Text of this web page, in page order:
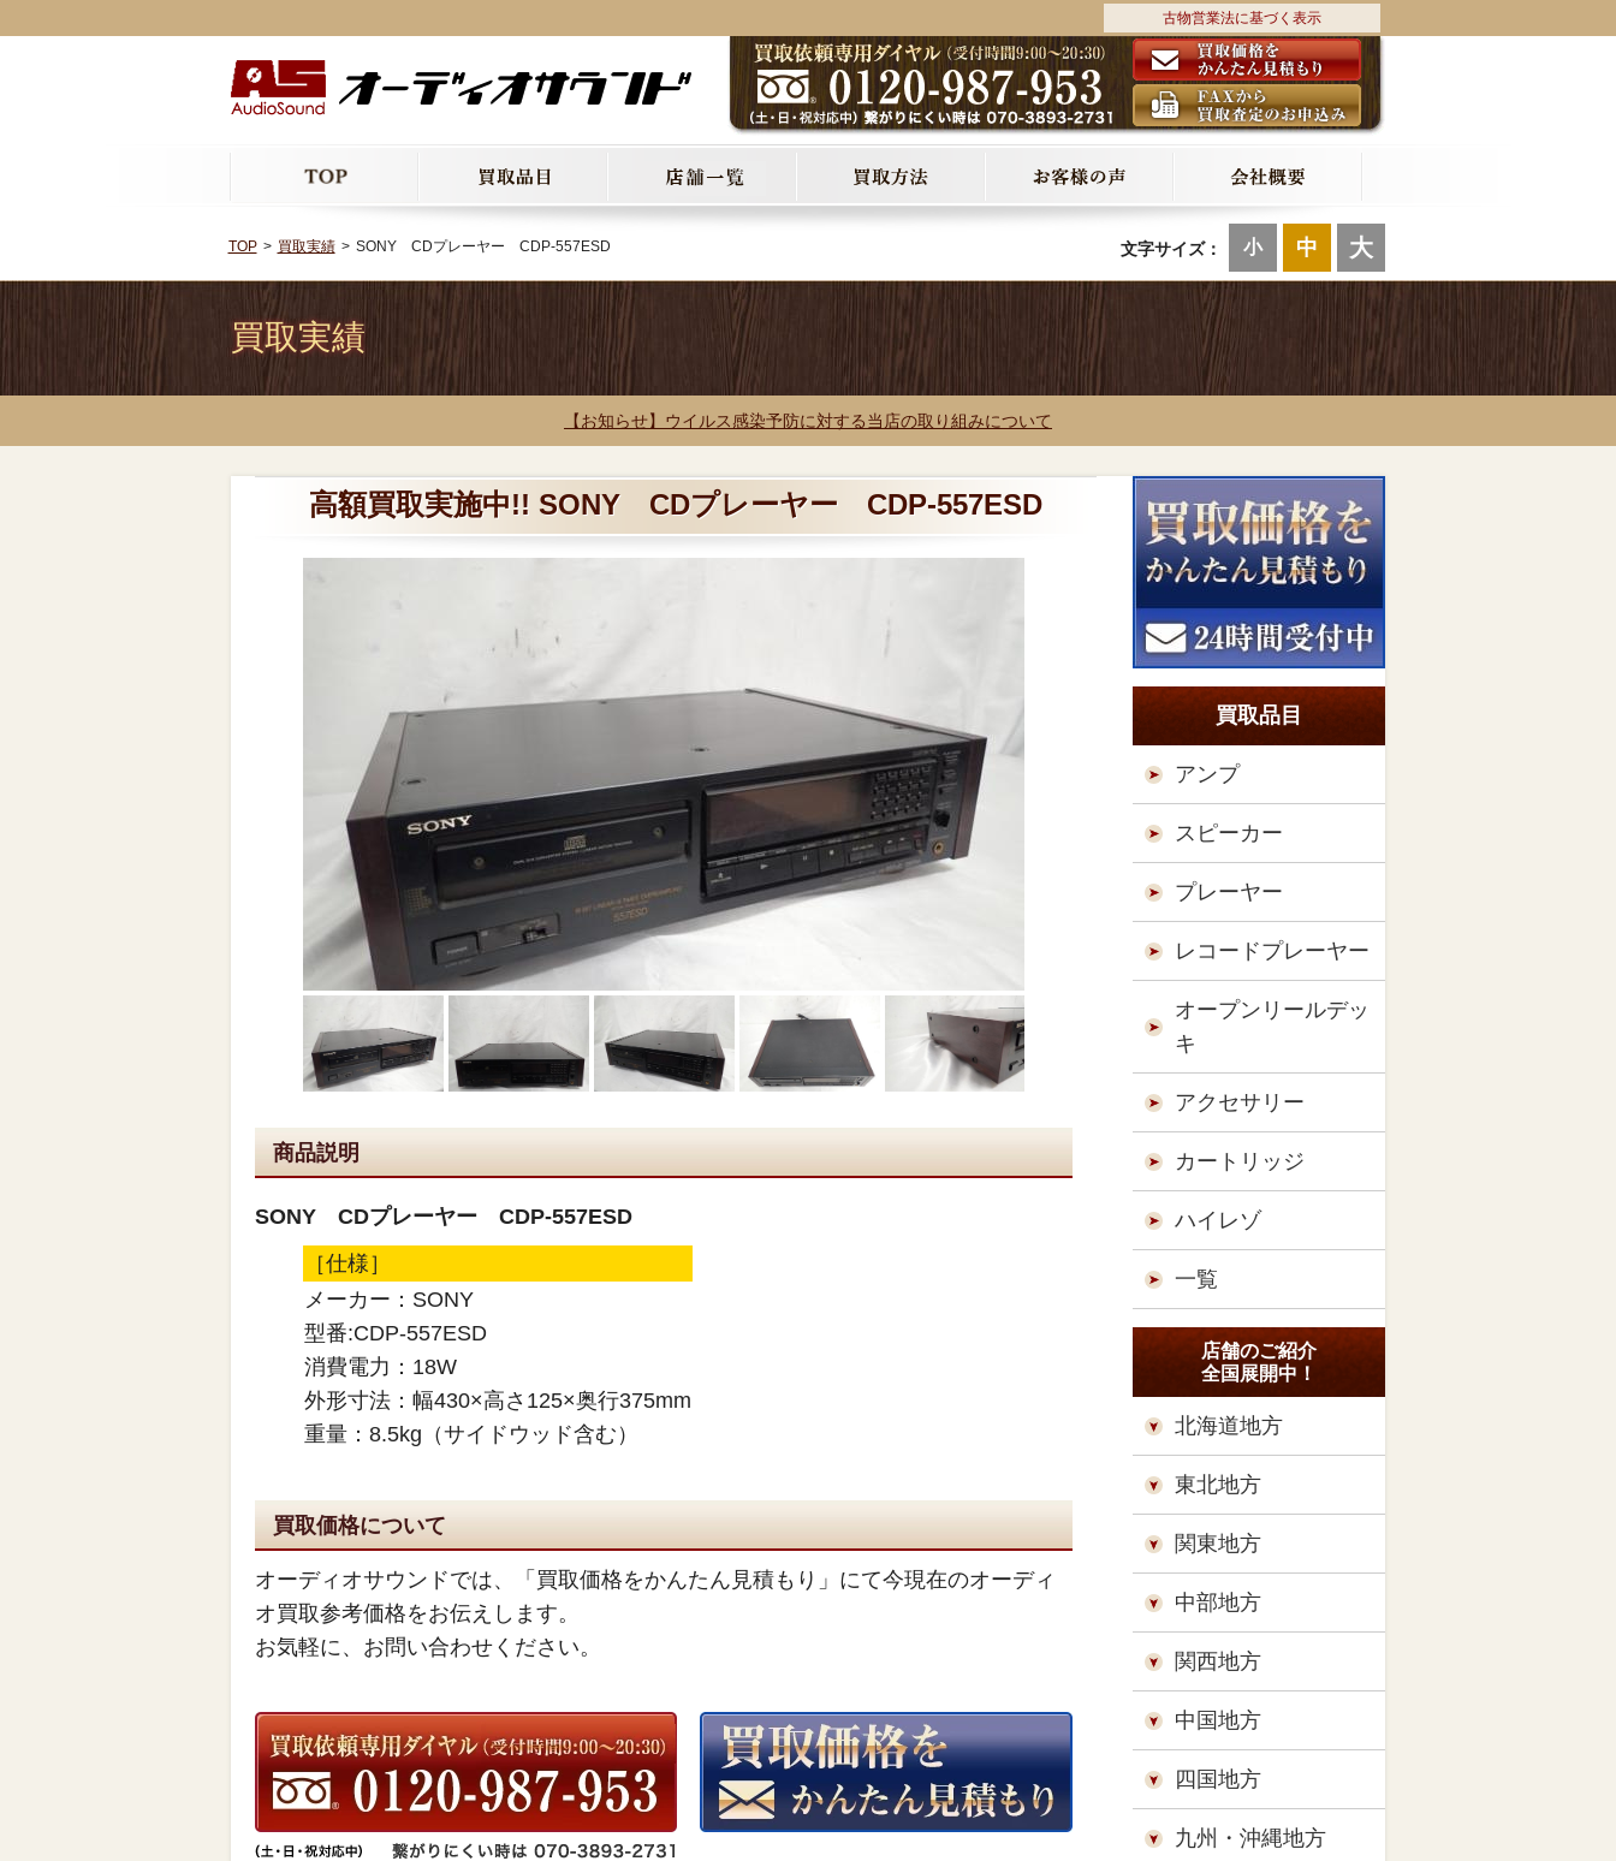
古物営業法に基づく表示
文字サイズ： 小 中 大
TOP 買取実績 SONY CDプレーヤー CDP-557ESD
買取実績
【お知らせ】ウイルス感染予防に対する当店の取り組みについて
高額買取実施中!! SONY CDプレーヤー CDP-557ESD
商品説明
SONY CDプレーヤー CDP-557ESD
［仕様］
メーカー：SONY
型番:CDP-557ESD
消費電力：18W
外形寸法：幅430×高さ125×奥行375mm
重量：8.5kg（サイドウッド含む）
買取価格について
オーディオサウンドでは、「買取価格をかんたん見積もり」にて今現在のオーディ
オ買取参考価格をお伝えします。
お気軽に、お問い合わせください。
買取品目
アンプ
スピーカー
プレーヤー
レコードプレーヤー
オープンリールデッ
キ
アクセサリー
カートリッジ
ハイレゾ
一覧
店舗のご紹介
全国展開中！
北海道地方
東北地方
関東地方
中部地方
関西地方
中国地方
四国地方
九州・沖縄地方